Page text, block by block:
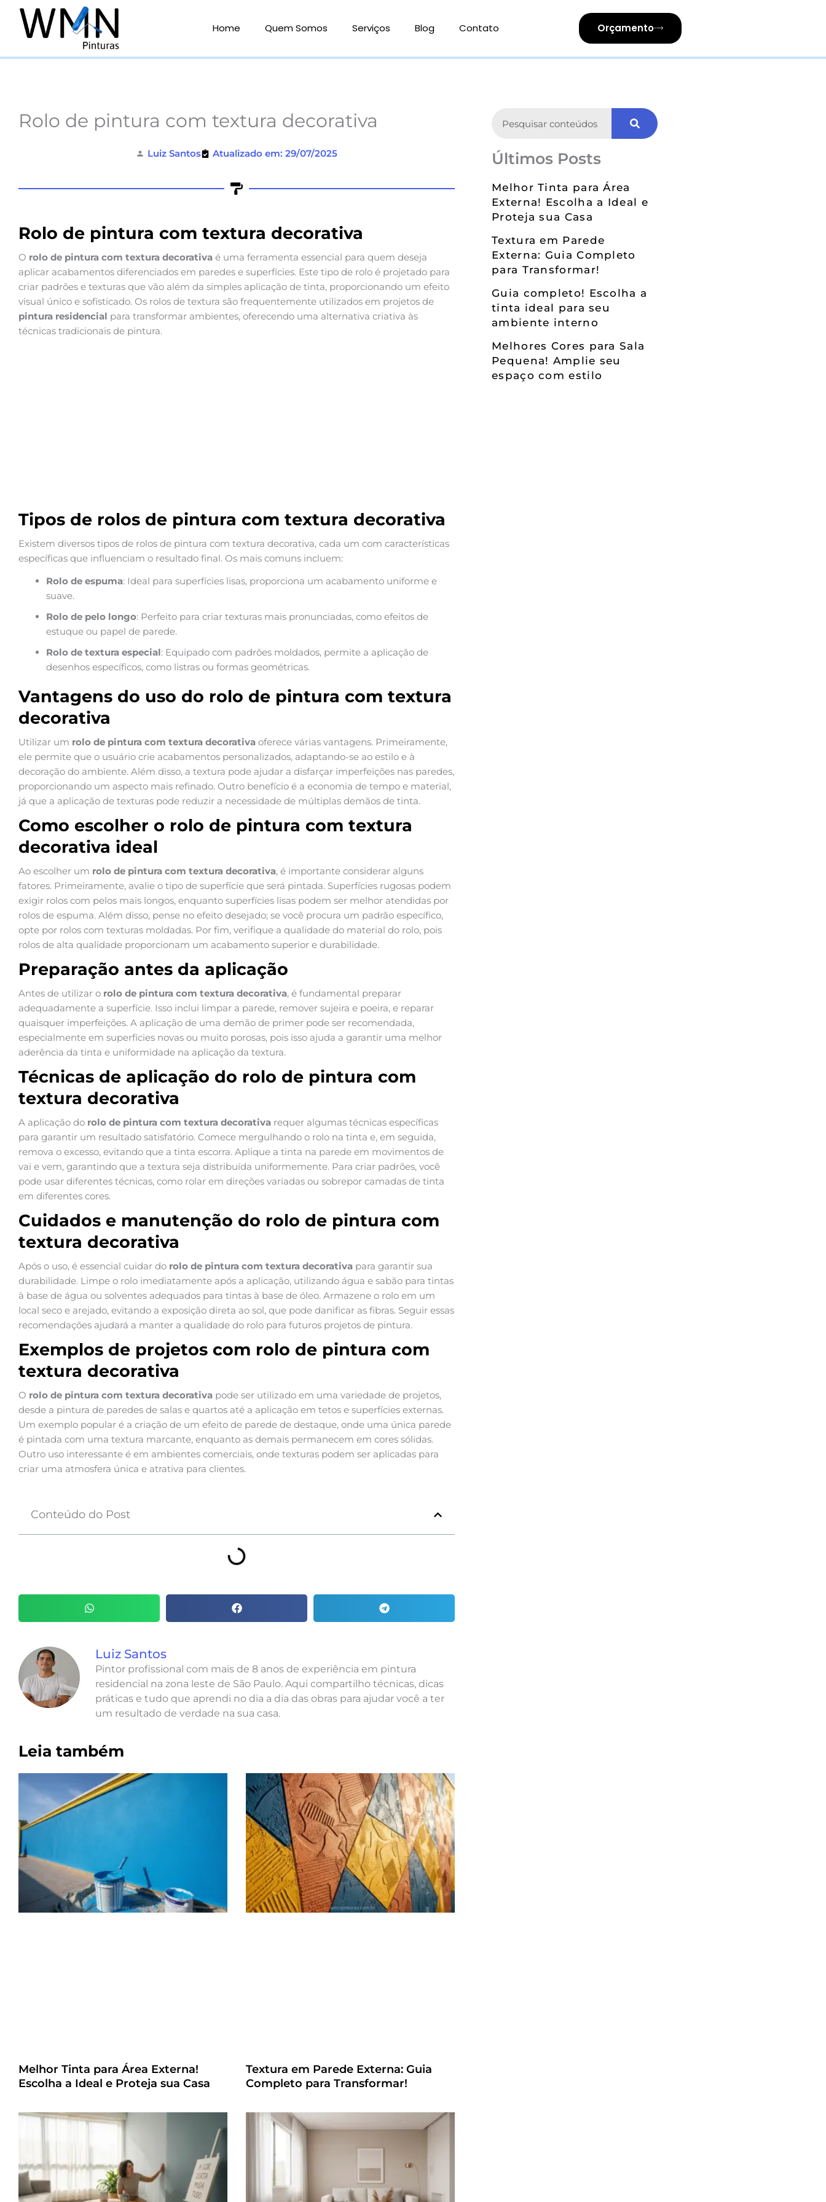
Home Quem Somos Serviços Blog Contato Orçamento
Rolo de pintura com textura decorativa
Luiz Santos Atualizado em: 29/07/2025
Rolo de pintura com textura decorativa
O rolo de pintura com textura decorativa é uma ferramenta essencial para quem deseja
aplicar acabamentos diferenciados em paredes e superfícies. Este tipo de rolo é projetado para
criar padrões e texturas que vão além da simples aplicação de tinta, proporcionando um efeito
visual único e sofisticado. Os rolos de textura são frequentemente utilizados em projetos de
pintura residencial para transformar ambientes, oferecendo uma alternativa criativa às
técnicas tradicionais de pintura.
Tipos de rolos de pintura com textura decorativa
Existem diversos tipos de rolos de pintura com textura decorativa, cada um com características
específicas que influenciam o resultado final. Os mais comuns incluem:
Rolo de espuma: Ideal para superfícies lisas, proporciona um acabamento uniforme e
suave.
Rolo de pelo longo: Perfeito para criar texturas mais pronunciadas, como efeitos de
estuque ou papel de parede.
Rolo de textura especial: Equipado com padrões moldados, permite a aplicação de
desenhos específicos, como listras ou formas geométricas.
Vantagens do uso do rolo de pintura com textura
decorativa
Utilizar um rolo de pintura com textura decorativa oferece várias vantagens. Primeiramente,
ele permite que o usuário crie acabamentos personalizados, adaptando-se ao estilo e à
decoração do ambiente. Além disso, a textura pode ajudar a disfarçar imperfeições nas paredes,
proporcionando um aspecto mais refinado. Outro benefício é a economia de tempo e material,
já que a aplicação de texturas pode reduzir a necessidade de múltiplas demãos de tinta.
Como escolher o rolo de pintura com textura
decorativa ideal
Ao escolher um rolo de pintura com textura decorativa, é importante considerar alguns
fatores. Primeiramente, avalie o tipo de superfície que será pintada. Superfícies rugosas podem
exigir rolos com pelos mais longos, enquanto superfícies lisas podem ser melhor atendidas por
rolos de espuma. Além disso, pense no efeito desejado; se você procura um padrão específico,
opte por rolos com texturas moldadas. Por fim, verifique a qualidade do material do rolo, pois
rolos de alta qualidade proporcionam um acabamento superior e durabilidade.
Preparação antes da aplicação
Antes de utilizar o rolo de pintura com textura decorativa, é fundamental preparar
adequadamente a superfície. Isso inclui limpar a parede, remover sujeira e poeira, e reparar
quaisquer imperfeições. A aplicação de uma demão de primer pode ser recomendada,
especialmente em superfícies novas ou muito porosas, pois isso ajuda a garantir uma melhor
aderência da tinta e uniformidade na aplicação da textura.
Técnicas de aplicação do rolo de pintura com
textura decorativa
A aplicação do rolo de pintura com textura decorativa requer algumas técnicas específicas
para garantir um resultado satisfatório. Comece mergulhando o rolo na tinta e, em seguida,
remova o excesso, evitando que a tinta escorra. Aplique a tinta na parede em movimentos de
vai e vem, garantindo que a textura seja distribuída uniformemente. Para criar padrões, você
pode usar diferentes técnicas, como rolar em direções variadas ou sobrepor camadas de tinta
em diferentes cores.
Cuidados e manutenção do rolo de pintura com
textura decorativa
Após o uso, é essencial cuidar do rolo de pintura com textura decorativa para garantir sua
durabilidade. Limpe o rolo imediatamente após a aplicação, utilizando água e sabão para tintas
à base de água ou solventes adequados para tintas à base de óleo. Armazene o rolo em um
local seco e arejado, evitando a exposição direta ao sol, que pode danificar as fibras. Seguir essas
recomendações ajudará a manter a qualidade do rolo para futuros projetos de pintura.
Exemplos de projetos com rolo de pintura com
textura decorativa
O rolo de pintura com textura decorativa pode ser utilizado em uma variedade de projetos,
desde a pintura de paredes de salas e quartos até a aplicação em tetos e superfícies externas.
Um exemplo popular é a criação de um efeito de parede de destaque, onde uma única parede
é pintada com uma textura marcante, enquanto as demais permanecem em cores sólidas.
Outro uso interessante é em ambientes comerciais, onde texturas podem ser aplicadas para
criar uma atmosfera única e atrativa para clientes.
Conteúdo do Post
Luiz Santos
Pintor profissional com mais de 8 anos de experiência em pintura
residencial na zona leste de São Paulo. Aqui compartilho técnicas, dicas
práticas e tudo que aprendi no dia a dia das obras para ajudar você a ter
um resultado de verdade na sua casa.
Leia também
Melhor Tinta para Área Externa!
Escolha a Ideal e Proteja sua Casa
Textura em Parede Externa: Guia
Completo para Transformar!
Últimos Posts
Melhor Tinta para Área
Externa! Escolha a Ideal e
Proteja sua Casa
Textura em Parede
Externa: Guia Completo
para Transformar!
Guia completo! Escolha a
tinta ideal para seu
ambiente interno
Melhores Cores para Sala
Pequena! Amplie seu
espaço com estilo